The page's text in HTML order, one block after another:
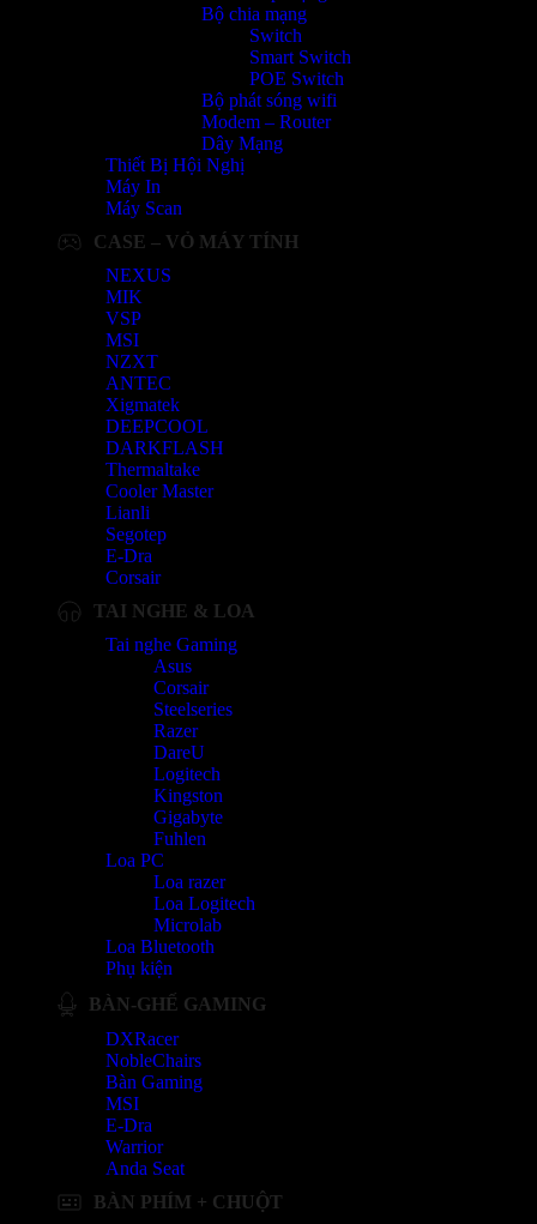
Bộ chia mạng
Switch
Smart Switch
POE Switch
Bộ phát sóng wifi
Modem – Router
Dây Mạng
Thiết Bị Hội Nghị
Máy In
Máy Scan
CASE – VỎ MÁY TÍNH
NEXUS
MIK
VSP
MSI
NZXT
ANTEC
Xigmatek
DEEPCOOL
DARKFLASH
Thermaltake
Cooler Master
Lianli
Segotep
E-Dra
Corsair
TAI NGHE & LOA
Tai nghe Gaming
Asus
Corsair
Steelseries
Razer
DareU
Logitech
Kingston
Gigabyte
Fuhlen
Loa PC
Loa razer
Loa Logitech
Microlab
Loa Bluetooth
Phụ kiện
BÀN-GHẾ GAMING
DXRacer
NobleChairs
Bàn Gaming
MSI
E-Dra
Warrior
Anda Seat
BÀN PHÍM + CHUỘT